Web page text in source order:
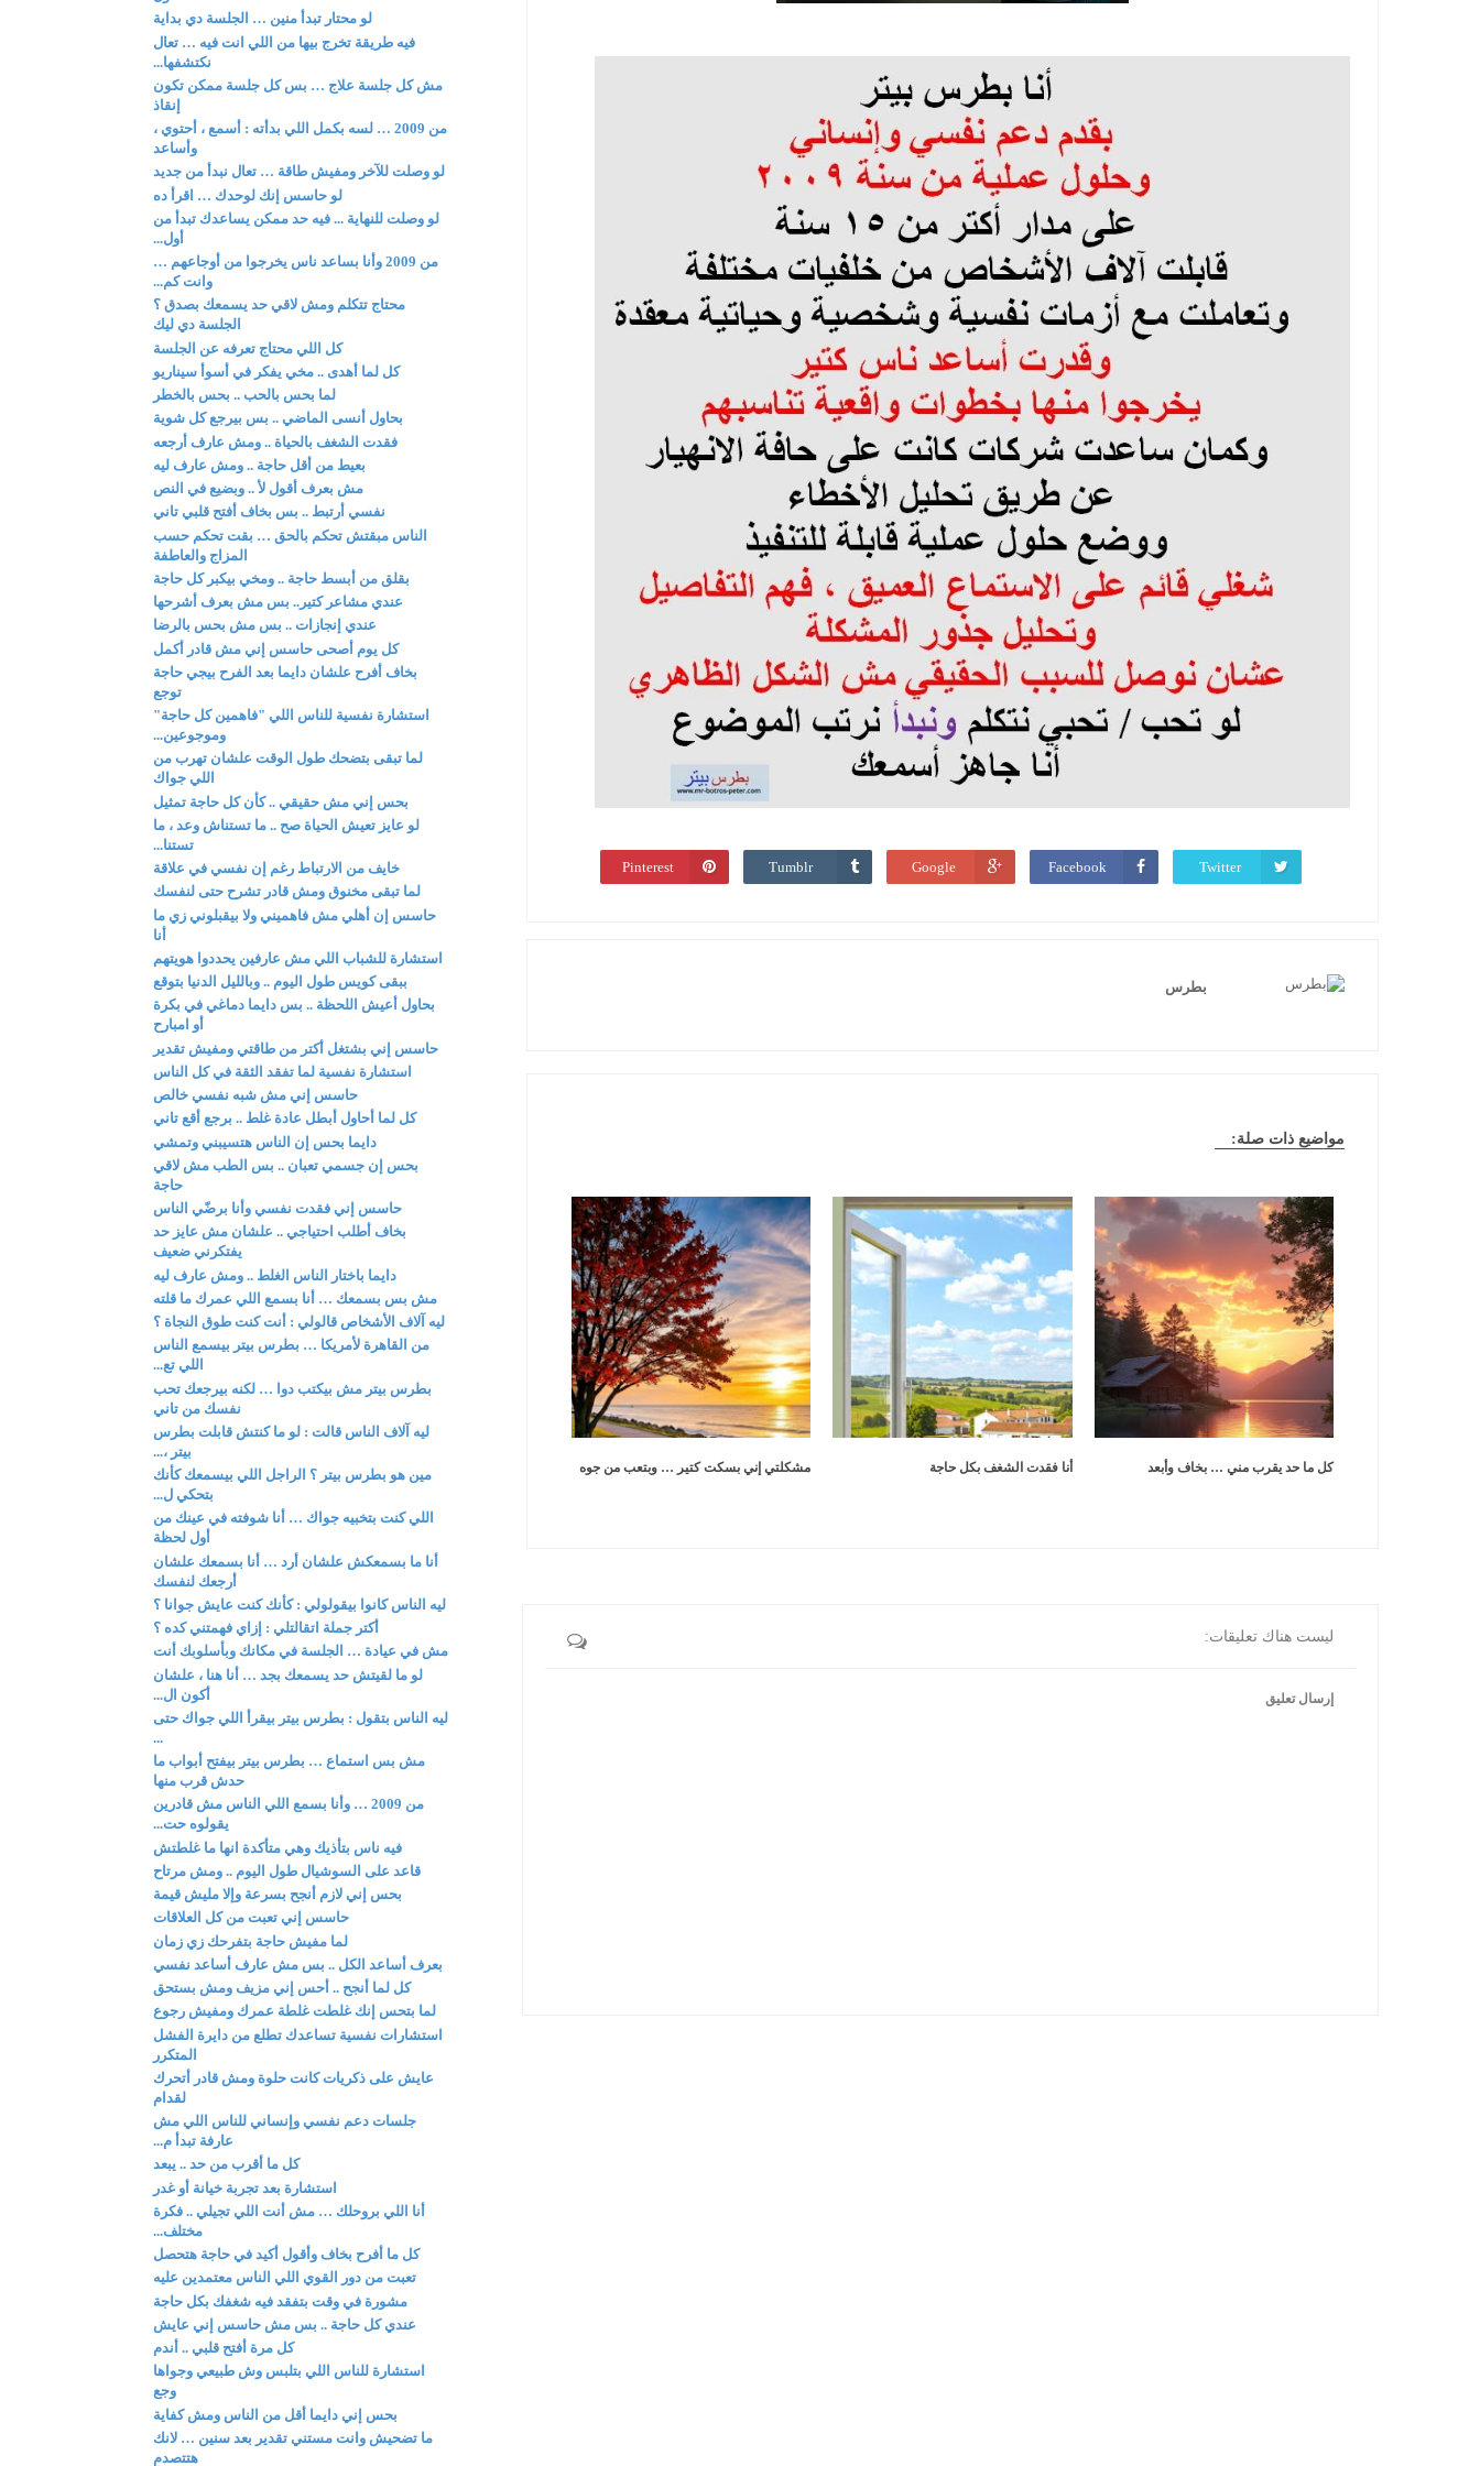
Twitter
Facebook
Google
Tumblr
Pinterest
بطرس
مواضيع ذات صلة:
كل ما حد يقرب مني … بخاف وأبعد أنا فقدت الشغف بكل حاجة مشكلتي إني بسكت كتير … وبتعب من جوه
ليست هناك تعليقات:
إرسال تعليق
لو محتار تبدأ منين … الجلسة دي بداية
فيه طريقة تخرج بيها من اللي انت فيه … تعال
نكتشفها...
مش كل جلسة علاج … بس كل جلسة ممكن تكون
إنقاذ
من 2009 … لسه بكمل اللي بدأته : أسمع ، أحتوي ،
وأساعد
لو وصلت للآخر ومفيش طاقة … تعال نبدأ من جديد
لو حاسس إنك لوحدك … اقرأ ده
لو وصلت للنهاية ... فيه حد ممكن يساعدك تبدأ من
أول...
من 2009 وأنا بساعد ناس يخرجوا من أوجاعهم …
وانت كم...
محتاج تتكلم ومش لاقي حد يسمعك بصدق ؟
الجلسة دي ليك
كل اللي محتاج تعرفه عن الجلسة
كل لما أهدى .. مخي يفكر في أسوأ سيناريو
لما بحس بالحب .. بحس بالخطر
بحاول أنسى الماضي .. بس بيرجع كل شوية
فقدت الشغف بالحياة .. ومش عارف أرجعه
بعيط من أقل حاجة .. ومش عارف ليه
مش بعرف أقول لأ .. وبضيع في النص
نفسي أرتبط .. بس بخاف أفتح قلبي تاني
الناس مبقتش تحكم بالحق … بقت تحكم حسب
المزاج والعاطفة
بقلق من أبسط حاجة .. ومخي بيكبر كل حاجة
عندي مشاعر كتير.. بس مش بعرف أشرحها
عندي إنجازات .. بس مش بحس بالرضا
كل يوم أصحى حاسس إني مش قادر أكمل
بخاف أفرح علشان دايما بعد الفرح بيجي حاجة
توجع
استشارة نفسية للناس اللي "فاهمين كل حاجة"
وموجوعين...
لما تبقى بتضحك طول الوقت علشان تهرب من
اللي جواك
بحس إني مش حقيقي .. كأن كل حاجة تمثيل
لو عايز تعيش الحياة صح .. ما تستناش وعد ، ما
تستنا...
خايف من الارتباط رغم إن نفسي في علاقة
لما تبقى مخنوق ومش قادر تشرح حتى لنفسك
حاسس إن أهلي مش فاهميني ولا بيقبلوني زي ما
أنا
استشارة للشباب اللي مش عارفين يحددوا هويتهم
ببقى كويس طول اليوم .. وبالليل الدنيا بتوقع
بحاول أعيش اللحظة .. بس دايما دماغي في بكرة
أو امبارح
حاسس إني بشتغل أكتر من طاقتي ومفيش تقدير
استشارة نفسية لما تفقد الثقة في كل الناس
حاسس إني مش شبه نفسي خالص
كل لما أحاول أبطل عادة غلط .. برجع أقع تاني
دايما بحس إن الناس هتسيبني وتمشي
بحس إن جسمي تعبان .. بس الطب مش لاقي
حاجة
حاسس إني فقدت نفسي وأنا برضّي الناس
بخاف أطلب احتياجي .. علشان مش عايز حد
يفتكرني ضعيف
دايما باختار الناس الغلط .. ومش عارف ليه
مش بس بسمعك … أنا بسمع اللي عمرك ما قلته
ليه آلاف الأشخاص قالولي : أنت كنت طوق النجاة ؟
من القاهرة لأمريكا … بطرس بيتر بيسمع الناس
اللي تع...
بطرس بيتر مش بيكتب دوا … لكنه بيرجعك تحب
نفسك من تاني
ليه آلاف الناس قالت : لو ما كنتش قابلت بطرس
بيتر ،...
مين هو بطرس بيتر ؟ الراجل اللي بيسمعك كأنك
بتحكي ل...
اللي كنت بتخبيه جواك … أنا شوفته في عينك من
أول لحظة
أنا ما بسمعكش علشان أرد … أنا بسمعك علشان
أرجعك لنفسك
ليه الناس كانوا بيقولولي : كأنك كنت عايش جوانا ؟
أكتر جملة اتقالتلي : إزاي فهمتني كده ؟
مش في عيادة … الجلسة في مكانك وبأسلوبك أنت
لو ما لقيتش حد يسمعك بجد … أنا هنا ، علشان
أكون ال...
ليه الناس بتقول : بطرس بيتر بيقرأ اللي جواك حتى
...
مش بس استماع … بطرس بيتر بيفتح أبواب ما
حدش قرب منها
من 2009 … وأنا بسمع اللي الناس مش قادرين
يقولوه حت...
فيه ناس بتأذيك وهي متأكدة انها ما غلطتش
قاعد على السوشيال طول اليوم .. ومش مرتاح
بحس إني لازم أنجح بسرعة وإلا مليش قيمة
حاسس إني تعبت من كل العلاقات
لما مفيش حاجة بتفرحك زي زمان
بعرف أساعد الكل .. بس مش عارف أساعد نفسي
كل لما أنجح .. أحس إني مزيف ومش بستحق
لما بتحس إنك غلطت غلطة عمرك ومفيش رجوع
استشارات نفسية تساعدك تطلع من دايرة الفشل
المتكرر
عايش على ذكريات كانت حلوة ومش قادر أتحرك
لقدام
جلسات دعم نفسي وإنساني للناس اللي مش
عارفة تبدأ م...
كل ما أقرب من حد .. يبعد
استشارة بعد تجربة خيانة أو غدر
أنا اللي بروحلك … مش أنت اللي تجيلي .. فكرة
مختلف...
كل ما أفرح بخاف وأقول أكيد في حاجة هتحصل
تعبت من دور القوي اللي الناس معتمدين عليه
مشورة في وقت بتفقد فيه شغفك بكل حاجة
عندي كل حاجة .. بس مش حاسس إني عايش
كل مرة أفتح قلبي .. أندم
استشارة للناس اللي بتلبس وش طبيعي وجواها
وجع
بحس إني دايما أقل من الناس ومش كفاية
ما تضحيش وانت مستني تقدير بعد سنين … لانك
هتتصدم